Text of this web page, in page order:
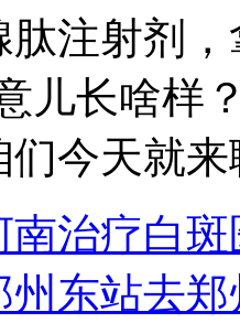
肽注射剂
儿长啥样
们今天就来
南治疗白
州东站去